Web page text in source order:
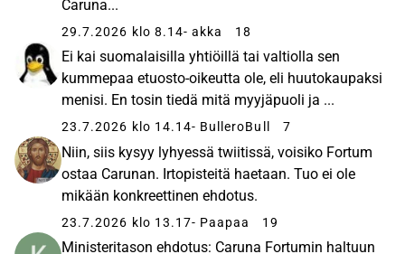
Caruna...
29.7.2026 klo 8.14- akka 18
Ei kai suomalaisilla yhtiöillä tai valtiolla sen
kummepaa etuosto-oikeutta ole, eli huutokaupaksi
menisi. En tosin tiedä mitä myyjäpuoli ja ...
23.7.2026 klo 14.14- BulleroBull 7
Niin, siis kysyy lyhyessä twiitissä, voisiko Fortum
ostaa Carunan. Irtopisteitä haetaan. Tuo ei ole
mikään konkreettinen ehdotus.
23.7.2026 klo 13.17- Paapaa 19
Ministeritason ehdotus: Caruna Fortumin haltuun